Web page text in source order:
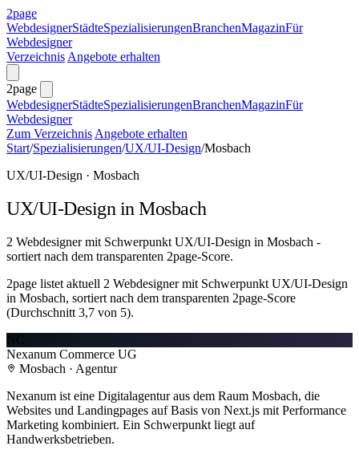
2page
WebdesignerStädteSpezialisierungenBranchenMagazinFür
Webdesigner
Verzeichnis Angebote erhalten
2page
WebdesignerStädteSpezialisierungenBranchenMagazinFür
Webdesigner
Zum Verzeichnis Angebote erhalten
Start/Spezialisierungen/UX/UI-Design/Mosbach
UX/UI-Design · Mosbach
UX/UI-Design in Mosbach
2 Webdesigner mit Schwerpunkt UX/UI-Design in Mosbach -
sortiert nach dem transparenten 2page-Score.
2page listet aktuell 2 Webdesigner mit Schwerpunkt UX/UI-Design
in Mosbach, sortiert nach dem transparenten 2page-Score
(Durchschnitt 3,7 von 5).
NC
Nexanum Commerce UG
Mosbach · Agentur
Nexanum ist eine Digitalagentur aus dem Raum Mosbach, die
Websites und Landingpages auf Basis von Next.js mit Performance
Marketing kombiniert. Ein Schwerpunkt liegt auf
Handwerksbetrieben.